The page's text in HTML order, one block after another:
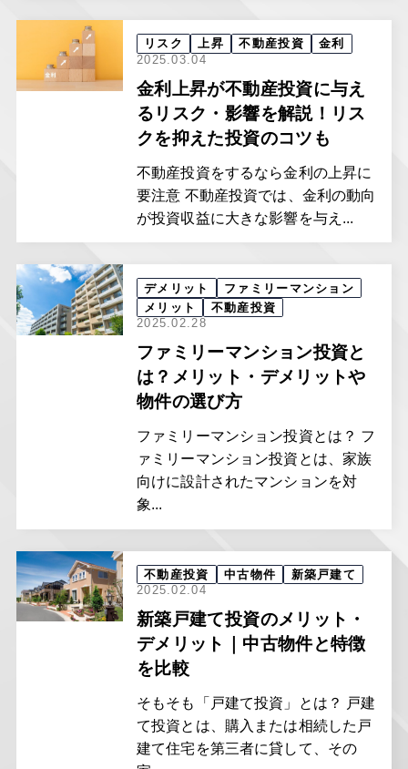
リスク 上昇 不動産投資
金利
2025.03.04
金利上昇が不動産投資に与え
るリスク・影響を解説！リス
クを抑えた投資のコツも
不動産投資をするなら金利の上昇に
要注意 不動産投資では、金利の動向
が投資収益に大きな影響を与え...
デメリット
ファミリーマンション
メリット
不動産投資
2025.02.28
ファミリーマンション投資と
は？メリット・デメリットや
物件の選び方
ファミリーマンション投資とは？ フ
ァミリーマンション投資とは、家族
向けに設計されたマンションを対
象...
不動産投資 中古物件
新築戸建て
2025.02.04
新築戸建て投資のメリット・
デメリット｜中古物件と特徴
を比較
そもそも「戸建て投資」とは？ 戸建
て投資とは、購入または相続した戸
建て住宅を第三者に貸して、その